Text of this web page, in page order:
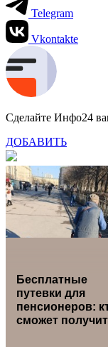
Telegram
Vkontakte
Сделайте Инфо24
ДОБАВИТЬ
Бесплатные
путевки для
пенсионеров:
сможет